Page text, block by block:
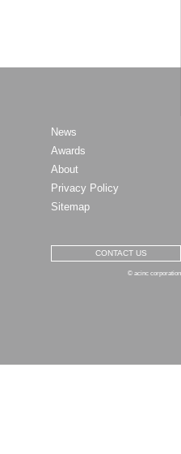
News
Awards
About
Privacy Policy
Sitemap
CONTACT US
© acinc corporation